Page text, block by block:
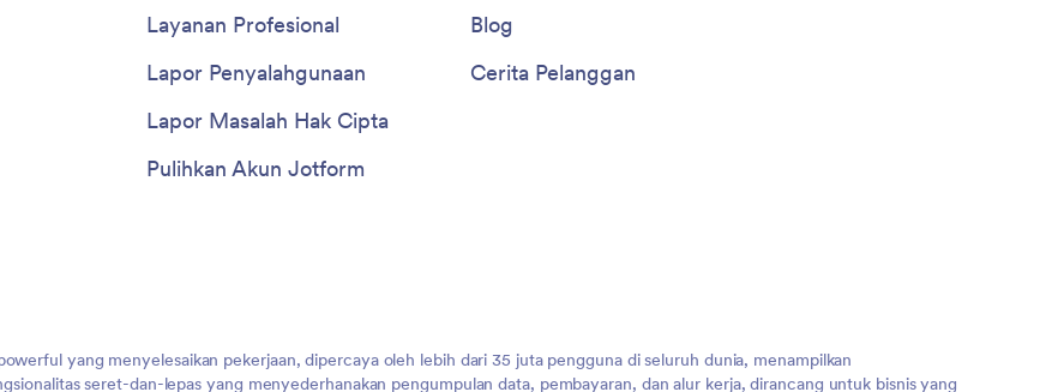
Layanan Profesional
Lapor Penyalahgunaan
Lapor Masalah Hak Cipta
Pulihkan Akun Jotform
Blog
Cerita Pelanggan
yang menyelesaikan pekerjaan, dipercaya oleh lebih dari 35 juta pengguna di seluruh dunia, menampilkan
seret-dan-lepas yang menyederhanakan pengumpulan data, pembayaran, dan alur kerja, dirancang untuk bisnis yang